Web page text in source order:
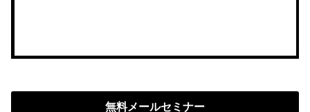
無料メールセミナー